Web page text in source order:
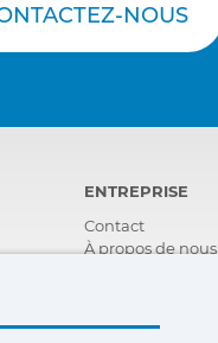
NOUS
ENTREPRISE
Contact
À propos de nous